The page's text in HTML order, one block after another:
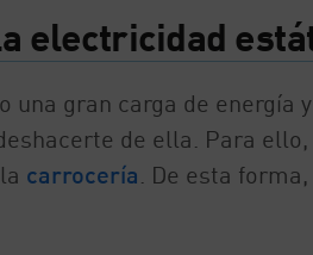
electricidad
gran carga de energía
de ella. Para
carrocería. De esta